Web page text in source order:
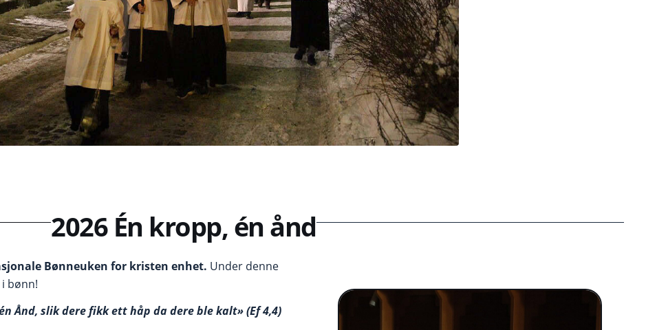
2026 Én kropp, én ånd
Bønneuken for kristen enhet. Under denne
bønn!
Ånd, slik dere fikk ett håp da dere ble kalt» (Ef 4,4)